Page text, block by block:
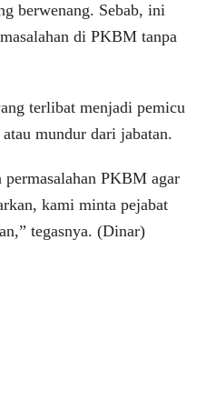
berwenang. Sebab, ini
di PKBM tanpa
terlibat menjadi pemicu
mundur dari jabatan.
PKBM agar
kami minta pejabat
tegasnya. (Dinar)